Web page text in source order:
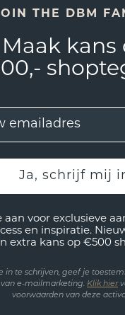
THE DBM
Maak kans
Ja, schrijf mij
aan voor exclusieve
en inspiratie.
extra kans op €500
in te schrijven, geef je
e-mailmarketing. Klik hier
voorwaarden van deze